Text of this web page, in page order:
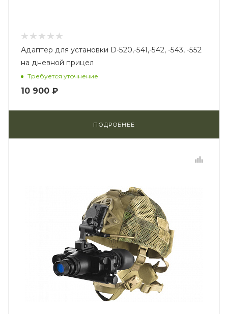
Адаптер для установки D-520,-541,-542, -543, -552
на дневной прицел
Требуется уточнение
10 900 ₽
ПОДРОБНЕЕ